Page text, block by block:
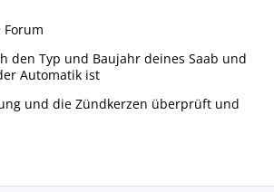
den Typ und Baujahr deines Saab und
Automatik ist
und die Zündkerzen überprüft und